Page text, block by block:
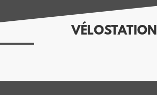
VÉLOSTATION